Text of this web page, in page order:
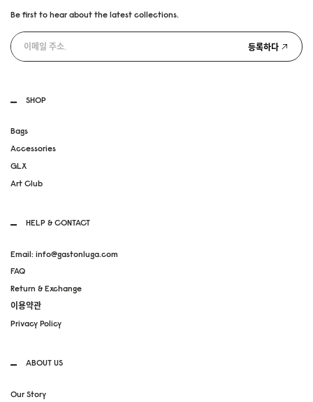
SHOP
Bags
Accessories
GLX
Art Club
HELP & CONTACT
Email: info@gastonluga.com
FAQ
Return & Exchange
이용약관
Privacy Policy
ABOUT US
Our Story
Be first to hear about the latest collections.
등록하다